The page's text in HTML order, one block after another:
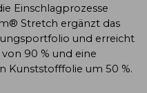
Einschlagprozesse
Stretch ergänzt das
und erreicht
90 % und eine
Kunststofffolie um 50 %.